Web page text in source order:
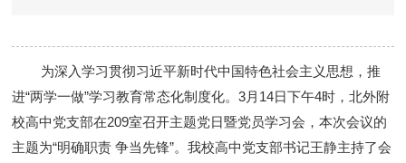
为深入学习贯彻习近平新时代中国特色社会主义思想，推
进“两学一做”学习教育常态化制度化。3月14日下午4时，北外附
校高中党支部在209室召开主题党日暨党员学习会，本次会议的
主题为“明确职责 争当先锋”。我校高中党支部书记王静主持了会